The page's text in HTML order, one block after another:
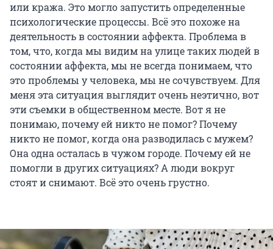
или кража. Это могло запустить определенные
психологические процессы. Всё это похоже на
деятельность в состоянии аффекта. Проблема в
том, что, когда мы видим на улице таких людей в
состоянии аффекта, мы не всегда понимаем, что
это проблемы у человека, мы не сочувствуем. Для
меня эта ситуация выглядит очень неэтично, вот
эти съемки в общественном месте. Вот я не
понимаю, почему ей никто не помог? Почему
никто не помог, когда она разводилась с мужем?
Она одна осталась в чужом городе. Почему ей не
помогли в других ситуациях? А люди вокруг
стоят и снимают. Всё это очень грустно.